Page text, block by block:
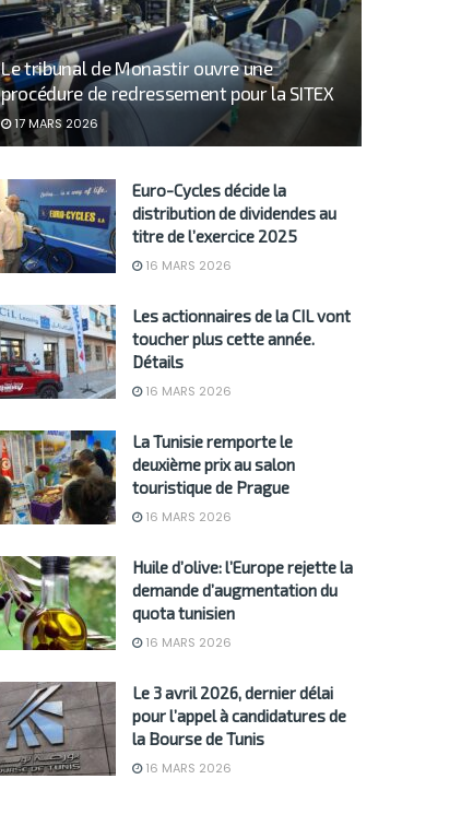
Le tribunal de Monastir ouvre une
procédure de redressement pour la SITEX
17 MARS 2026
Euro-Cycles décide la
distribution de dividendes au
titre de l’exercice 2025
16 MARS 2026
Les actionnaires de la CIL vont
toucher plus cette année.
Détails
16 MARS 2026
La Tunisie remporte le
deuxième prix au salon
touristique de Prague
16 MARS 2026
Huile d’olive: l’Europe rejette la
demande d’augmentation du
quota tunisien
16 MARS 2026
Le 3 avril 2026, dernier délai
pour l’appel à candidatures de
la Bourse de Tunis
16 MARS 2026